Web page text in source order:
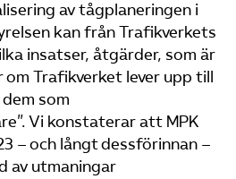
av tågplaneringen i
kan från Trafikverkets
insatser, åtgärder, som är
Trafikverket lever upp till
som
Vi konstaterar att MPK
– och långt dessförinnan –
av utmaningar